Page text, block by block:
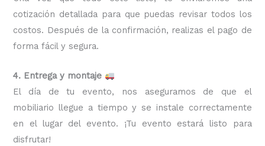
cotización detallada para que puedas revisar todos los
costos. Después de la confirmación, realizas el pago de
forma fácil y segura.
4. Entrega y montaje
El día de tu evento, nos aseguramos de que el
mobiliario llegue a tiempo y se instale correctamente
en el lugar del evento. ¡Tu evento estará listo para
disfrutar!